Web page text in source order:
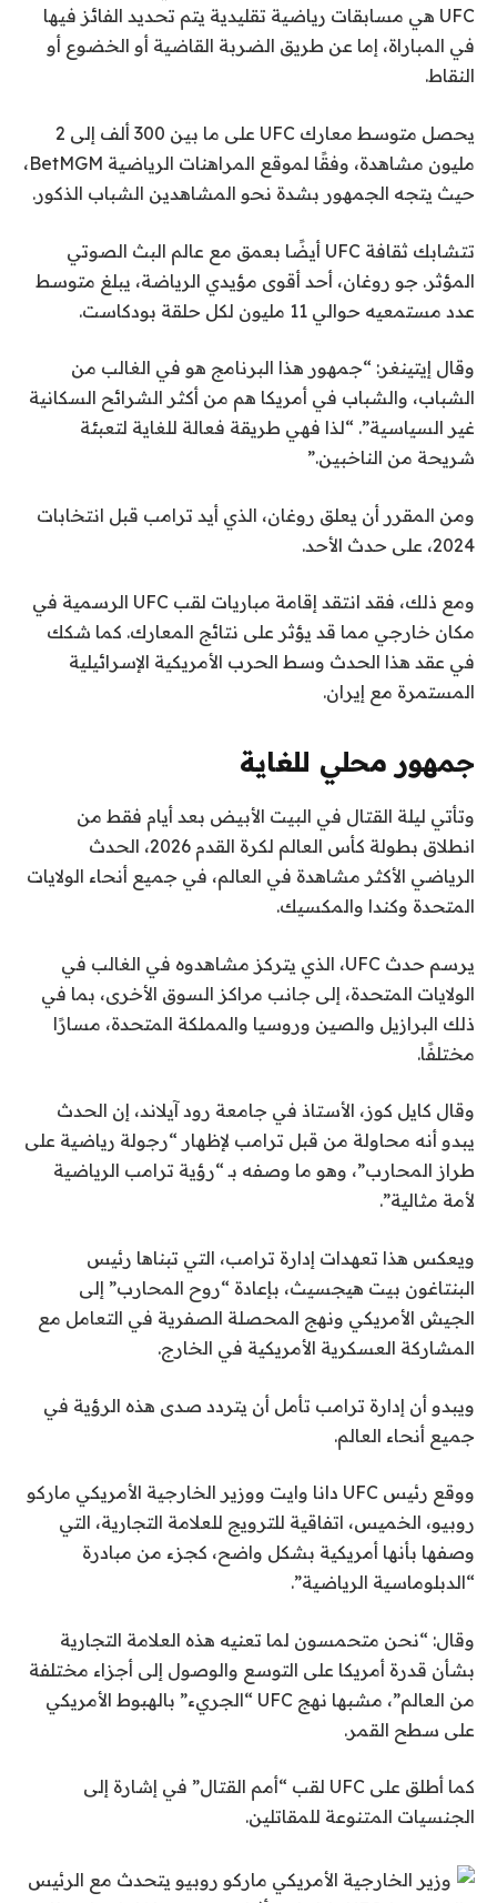
UFC هي مسابقات رياضية تقليدية يتم تحديد الفائز فيها
في المباراة، إما عن طريق الضربة القاضية أو الخضوع أو
النقاط.
يحصل متوسط ​​معارك UFC على ما بين 300 ألف إلى 2
مليون مشاهدة، وفقًا لموقع المراهنات الرياضية BetMGM،
حيث يتجه الجمهور بشدة نحو المشاهدين الشباب الذكور.
تتشابك ثقافة UFC أيضًا بعمق مع عالم البث الصوتي
المؤثر. جو روغان، أحد أقوى مؤيدي الرياضة، يبلغ متوسط ​​
عدد مستمعيه حوالي 11 مليون لكل حلقة بودكاست.
وقال إيتينغر: “جمهور هذا البرنامج هو في الغالب من
الشباب، والشباب في أمريكا هم من أكثر الشرائح السكانية
غير السياسية”. “لذا فهي طريقة فعالة للغاية لتعبئة
شريحة من الناخبين.”
ومن المقرر أن يعلق روغان، الذي أيد ترامب قبل انتخابات
2024، على حدث الأحد.
ومع ذلك، فقد انتقد إقامة مباريات لقب UFC الرسمية في
مكان خارجي مما قد يؤثر على نتائج المعارك. كما شكك
في عقد هذا الحدث وسط الحرب الأمريكية الإسرائيلية
المستمرة مع إيران.
جمهور محلي للغاية
وتأتي ليلة القتال في البيت الأبيض بعد أيام فقط من
انطلاق بطولة كأس العالم لكرة القدم 2026، الحدث
الرياضي الأكثر مشاهدة في العالم، في جميع أنحاء الولايات
المتحدة وكندا والمكسيك.
يرسم حدث UFC، الذي يتركز مشاهدوه في الغالب في
الولايات المتحدة، إلى جانب مراكز السوق الأخرى، بما في
ذلك البرازيل والصين وروسيا والمملكة المتحدة، مسارًا
مختلفًا.
وقال كايل كوز، الأستاذ في جامعة رود آيلاند، إن الحدث
يبدو أنه محاولة من قبل ترامب لإظهار “رجولة رياضية على
طراز المحارب”، وهو ما وصفه بـ “رؤية ترامب الرياضية
لأمة مثالية”.
ويعكس هذا تعهدات إدارة ترامب، التي تبناها رئيس
البنتاغون بيت هيجسيث، بإعادة “روح المحارب” إلى
الجيش الأمريكي ونهج المحصلة الصفرية في التعامل مع
المشاركة العسكرية الأمريكية في الخارج.
ويبدو أن إدارة ترامب تأمل أن يتردد صدى هذه الرؤية في
جميع أنحاء العالم.
ووقع رئيس UFC دانا وايت ووزير الخارجية الأمريكي ماركو
روبيو، الخميس، اتفاقية للترويج للعلامة التجارية، التي
وصفها بأنها أمريكية بشكل واضح، كجزء من مبادرة
“الدبلوماسية الرياضية”.
وقال: “نحن متحمسون لما تعنيه هذه العلامة التجارية
بشأن قدرة أمريكا على التوسع والوصول إلى أجزاء مختلفة
من العالم”، مشبها نهج UFC “الجريء” بالهبوط الأمريكي
على سطح القمر.
كما أطلق على UFC لقب “أمم القتال” في إشارة إلى
الجنسيات المتنوعة للمقاتلين.